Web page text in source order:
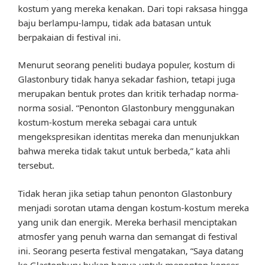
kostum yang mereka kenakan. Dari topi raksasa hingga
baju berlampu-lampu, tidak ada batasan untuk
berpakaian di festival ini.
Menurut seorang peneliti budaya populer, kostum di
Glastonbury tidak hanya sekadar fashion, tetapi juga
merupakan bentuk protes dan kritik terhadap norma-
norma sosial. “Penonton Glastonbury menggunakan
kostum-kostum mereka sebagai cara untuk
mengekspresikan identitas mereka dan menunjukkan
bahwa mereka tidak takut untuk berbeda,” kata ahli
tersebut.
Tidak heran jika setiap tahun penonton Glastonbury
menjadi sorotan utama dengan kostum-kostum mereka
yang unik dan energik. Mereka berhasil menciptakan
atmosfer yang penuh warna dan semangat di festival
ini. Seorang peserta festival mengatakan, “Saya datang